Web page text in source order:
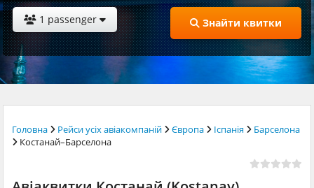
1 passenger Знайти квитки
Головна Рейси усіх авіакомпаній Європа Іспанія
Барселона
Костанай–Барселона